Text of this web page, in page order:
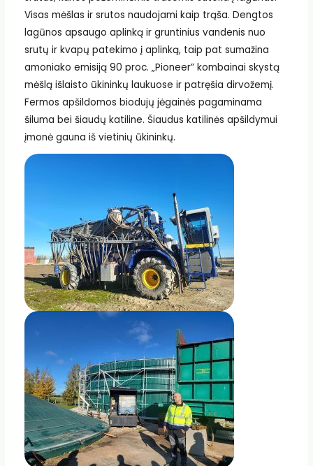
Visas mėšlas ir srutos naudojami kaip trąša. Dengtos
lagūnos apsaugo aplinką ir gruntinius vandenis nuo
srutų ir kvapų patekimo į aplinką, taip pat sumažina
amoniako emisiją 90 proc. „Pioneer” kombainai skystą
mėšlą išlaisto ūkininkų laukuose ir patręšia dirvožemį.
Fermos apšildomos biodujų jėgainės pagaminama
šiluma bei šiaudų katiline. Šiaudus katilinės apšildymui
įmonė gauna iš vietinių ūkininkų.